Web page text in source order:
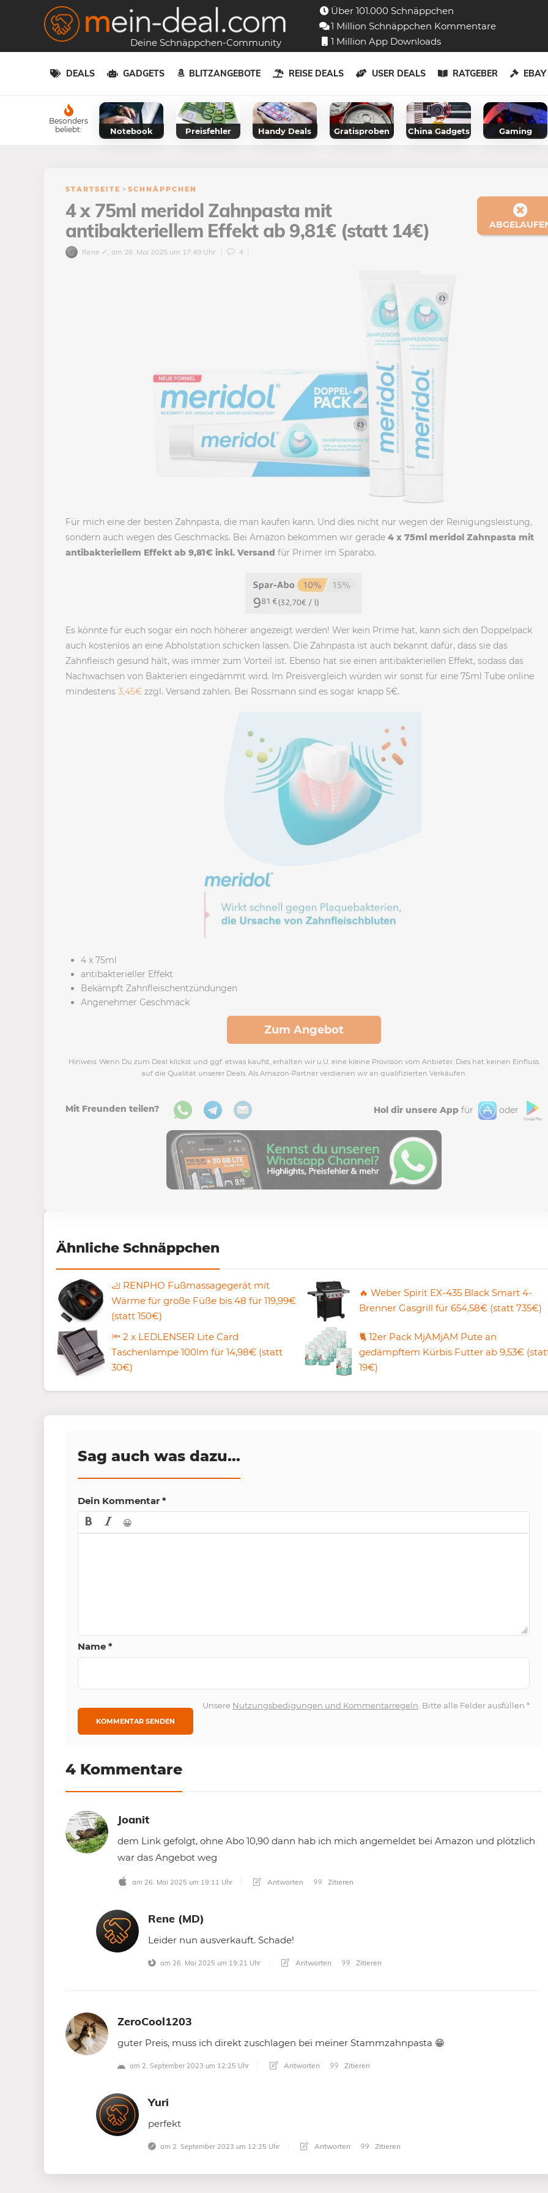
Deine Schnäppchen-Community
Über 101.000 Schnäppchen
1 Million Schnäppchen Kommentare
1 Million App Downloads
DEALS GADGETS BLITZANGEBOTE REISE DEALS USER DEALS RATGEBER
Besonders
beliebt:
Notebook Preisfehler Handy Deals Gratisproben China Gadgets Gaming
STARTSEITE > SCHNÄPPCHEN
4 x 75ml meridol Zahnpasta mit
antibakteriellem Effekt ab 9,81€ (statt 14€)
Rene ✓ , am 26. Mai 2025 um 17:49 Uhr 4
Für mich eine der besten Zahnpasta, die man kaufen kann. Und dies nicht nur wegen der Reinigungsleistung,
sondern auch wegen des Geschmacks. Bei Amazon bekommen wir gerade 4 x 75ml meridol Zahnpasta mit
antibakteriellem Effekt ab 9,81€ inkl. Versand für Primer im Sparabo.
Es könnte für euch sogar ein noch höherer angezeigt werden! Wer kein Prime hat, kann sich den Doppelpack
auch kostenlos an eine Abholstation schicken lassen. Die Zahnpasta ist auch bekannt dafür, dass sie das
Zahnfleisch gesund hält, was immer zum Vorteil ist. Ebenso hat sie einen antibakteriellen Effekt, sodass das
Nachwachsen von Bakterien eingedämmt wird. Im Preisvergleich würden wir sonst für eine 75ml Tube online
mindestens 3,45€ zzgl. Versand zahlen. Bei Rossmann sind es sogar knapp 5€.
4 x 75ml
antibakterieller Effekt
Bekämpft Zahnfleischentzündungen
Angenehmer Geschmack
Zum Angebot
Hinweis: Wenn Du zum Deal klickst und ggf. etwas kaufst, erhalten wir u.U. eine kleine Provision vom Anbieter. Dies hat keinen Einfluss
auf die Qualität unserer Deals. Als Amazon-Partner verdienen wir an qualifizierten Verkäufen.
Mit Freunden teilen? Hol dir unsere App für oder
Ähnliche Schnäppchen
🦶 RENPHO Fußmassagegerät mit
Wärme für große Füße bis 48 für 119,99€
(statt 150€)
🔥 Weber Spirit EX-435 Black Smart 4-
Brenner Gasgrill für 654,58€ (statt 735€)
🔦 2 x LEDLENSER Lite Card
Taschenlampe 100lm für 14,98€ (statt
30€)
🐈 12er Pack MjAMjAM Pute an
gedämpftem Kürbis Futter ab 9,53€
19€)
Sag auch was dazu...
Dein Kommentar *
😀
Name *
Unsere Nutzungsbedigungen und Kommentarregeln. Bitte alle Felder ausfüllen*
4 Kommentare
Joanit
dem Link gefolgt, ohne Abo 10,90 dann hab ich mich angemeldet bei Amazon und plötzlich
war das Angebot weg
am 26. Mai 2025 um 19:11 Uhr Antworten Zitieren
Rene (MD)
Leider nun ausverkauft. Schade!
am 26. Mai 2025 um 19:21 Uhr Antworten Zitieren
ZeroCool1203
guter Preis, muss ich direkt zuschlagen bei meiner Stammzahnpasta 😁
am 2. September 2023 um 12:25 Uhr Antworten Zitieren
Yuri
perfekt
am 2. September 2023 um 12:25 Uhr Antworten Zitieren